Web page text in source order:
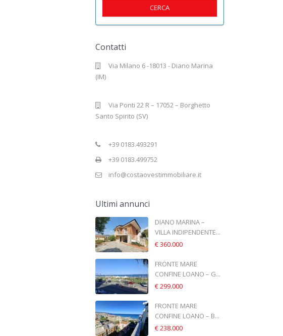
CERCA
Contatti
Via Milano 6 -18013 - Diano Marina
(IM)
Via Ponti 22 R – 17052 – Borghetto
Santo Spirito (SV)
+39 0183.493291
+39 0183.499752
info@costaovestimmobiliare.it
Ultimi annunci
DIANO MARINA –
VILLA INDIPENDENTE...
€ 360.000
FRONTE MARE
CONFINE LOANO – G...
€ 299.000
FRONTE MARE
CONFINE LOANO – B...
€ 238.000